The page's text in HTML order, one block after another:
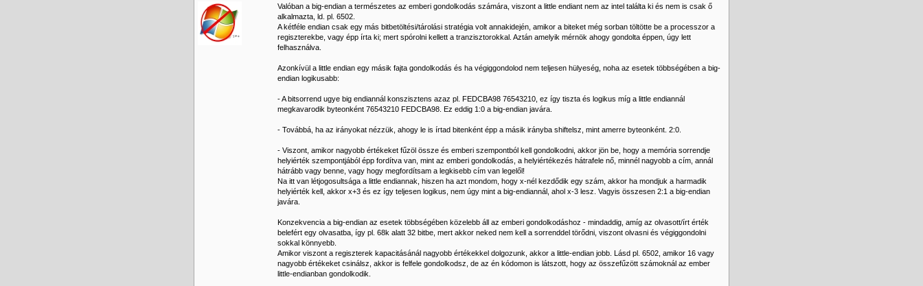
Valóban a big-endian a természetes az emberi gondolkodás számára, viszont a little endiant nem az intel találta ki és nem is csak ő
alkalmazta, ld. pl. 6502.
A kétféle endian csak egy más bitbetöltési/tárolási stratégia volt annakidején, amikor a biteket még sorban töltötte be a processzor a
regiszterekbe, vagy épp írta ki; mert spórolni kellett a tranzisztorokkal. Aztán amelyik mérnök ahogy gondolta éppen, úgy lett
felhasználva.
Azonkívül a little endian egy másik fajta gondolkodás és ha végiggondolod nem teljesen hülyeség, noha az esetek többségében a big-
endian logikusabb:
- A bitsorrend ugye big endiannál konszisztens azaz pl. FEDCBA98 76543210, ez így tiszta és logikus míg a little endiannál
megkavarodik byteonként 76543210 FEDCBA98. Ez eddig 1:0 a big-endian javára.
- Továbbá, ha az irányokat nézzük, ahogy le is írtad bitenként épp a másik irányba shiftelsz, mint amerre byteonként. 2:0.
- Viszont, amikor nagyobb értékeket fűzöl össze és emberi szempontból kell gondolkodni, akkor jön be, hogy a memória sorrendje
helyiérték szempontjából épp fordítva van, mint az emberi gondolkodás, a helyiértékezés hátrafele nő, minnél nagyobb a cím, annál
hátrább vagy benne, vagy hogy megfordítsam a legkisebb cím van legelől!
Na itt van létjogosultsága a little endiannak, hiszen ha azt mondom, hogy x-nél kezdődik egy szám, akkor ha mondjuk a harmadik
helyiérték kell, akkor x+3 és ez így teljesen logikus, nem úgy mint a big-endiannál, ahol x-3 lesz. Vagyis összesen 2:1 a big-endian
javára.
Konzekvencia a big-endian az esetek többségében közelebb áll az emberi gondolkodáshoz - mindaddig, amíg az olvasott/írt érték
belefért egy olvasatba, így pl. 68k alatt 32 bitbe, mert akkor neked nem kell a sorrenddel törődni, viszont olvasni és végiggondolni
sokkal könnyebb.
Amikor viszont a regiszterek kapacitásánál nagyobb értékekkel dolgozunk, akkor a little-endian jobb. Lásd pl. 6502, amikor 16 vagy
nagyobb értékeket csinálsz, akkor is felfele gondolkodsz, de az én kódomon is látszott, hogy az összefűzött számoknál az ember
little-endianban gondolkodik.